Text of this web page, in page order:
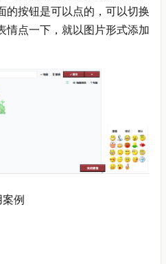
的按钮是可以点的，可以切换
情点一下，就以图片形式添加
例